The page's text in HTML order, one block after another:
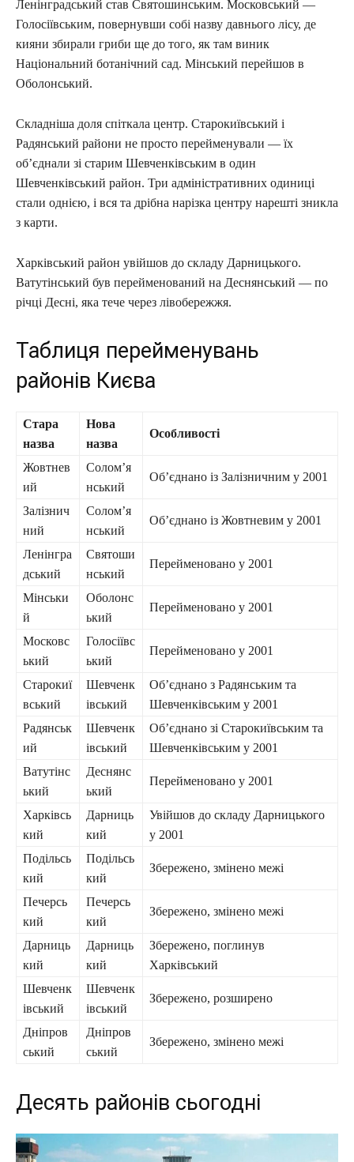
Ленінградський став Святошинським. Московський —
Голосіївським, повернувши собі назву давнього лісу, де
кияни збирали гриби ще до того, як там виник
Національний ботанічний сад. Мінський перейшов в
Оболонський.
Складніша доля спіткала центр. Старокиївський і
Радянський райони не просто перейменували — їх
об’єднали зі старим Шевченківським в один
Шевченківський район. Три адміністративних одиниці
стали однією, і вся та дрібна нарізка центру нарешті зникла
з карти.
Харківський район увійшов до складу Дарницького.
Ватутінський був перейменований на Деснянський — по
річці Десні, яка тече через лівобережжя.
Таблиця перейменувань
районів Києва
Стара
назва
Нова
назва
Особливості
Жовтнев
ий
Солом’я
нський
Об’єднано із Залізничним у 2001
Залізнич
ний
Солом’я
нський
Об’єднано із Жовтневим у 2001
Ленінгра
дський
Святоши
нський
Перейменовано у 2001
Мінськи
й
Оболонс
ький
Перейменовано у 2001
Московс
ький
Голосіївс
ький
Перейменовано у 2001
Старокиї
вський
Шевченк
івський
Об’єднано з Радянським та
Шевченківським у 2001
Радянськ
ий
Шевченк
івський
Об’єднано зі Старокиївським та
Шевченківським у 2001
Ватутінс
ький
Деснянс
ький
Перейменовано у 2001
Харківсь
кий
Дарниць
кий
Увійшов до складу Дарницького
у 2001
Подільсь
кий
Подільсь
кий
Збережено, змінено межі
Печерсь
кий
Печерсь
кий
Збережено, змінено межі
Дарниць
кий
Дарниць
кий
Збережено, поглинув
Харківський
Шевченк
івський
Шевченк
івський
Збережено, розширено
Дніпров
ський
Дніпров
ський
Збережено, змінено межі
Десять районів сьогодні